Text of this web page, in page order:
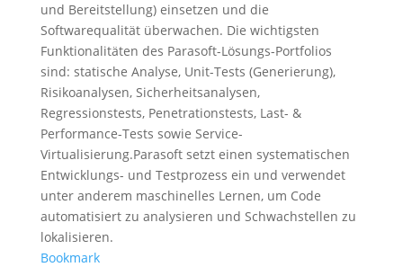
und Bereitstellung) einsetzen und die
Softwarequalität überwachen. Die wichtigsten
Funktionalitäten des Parasoft-Lösungs-Portfolios
sind: statische Analyse, Unit-Tests (Generierung),
Risikoanalysen, Sicherheitsanalysen,
Regressionstests, Penetrationstests, Last- &
Performance-Tests sowie Service-
Virtualisierung.Parasoft setzt einen systematischen
Entwicklungs- und Testprozess ein und verwendet
unter anderem maschinelles Lernen, um Code
automatisiert zu analysieren und Schwachstellen zu
lokalisieren.
Bookmark